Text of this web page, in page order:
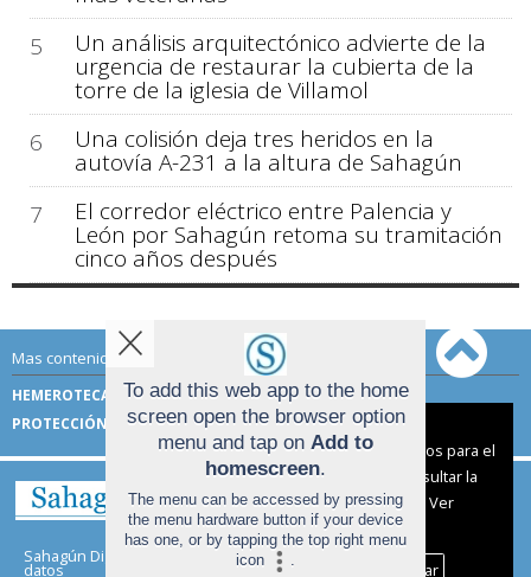
5
Un análisis arquitectónico advierte de la
urgencia de restaurar la cubierta de la
torre de la iglesia de Villamol
6
Una colisión deja tres heridos en la
autovía A-231 a la altura de Sahagún
7
El corredor eléctrico entre Palencia y
León por Sahagún retoma su tramitación
cinco años después
Mas contenido de Sahagún Digital:
HEMEROTECA
TÉRMINOS DE USO
PROTECCIÓN DE DATOS
Sahagún Digital | Términos de uso | Protección de
datos
Aviso sobre el Uso de cookies:
Utilizamos cookies nuestras y de terceros para el
funcionamiento del digital. Puedes consultar la
lista de cookies y como desconectarlas.
Ver
nuestra Política de Privacidad y Cookies
Aceptar Cookies
Personalizar
To add this web app to the home
screen open the browser option
menu and tap on Add to
homescreen.
The menu can be accessed by pressing
the menu hardware button if your device
has one, or by tapping the top right menu
icon
.